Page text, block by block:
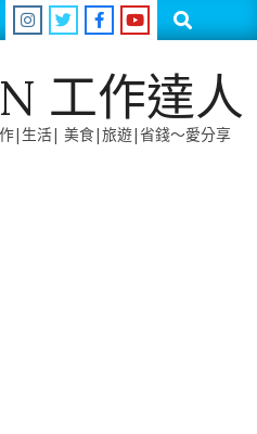
Search
工作達人
|生活| 美食|旅遊|省錢～愛分享